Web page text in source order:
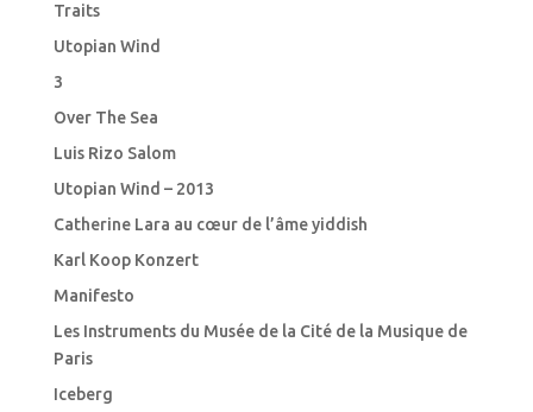
Traits
Utopian Wind
3
Over The Sea
Luis Rizo Salom
Utopian Wind – 2013
Catherine Lara au cœur de l’âme yiddish
Karl Koop Konzert
Manifesto
Les Instruments du Musée de la Cité de la Musique de
Paris
Iceberg